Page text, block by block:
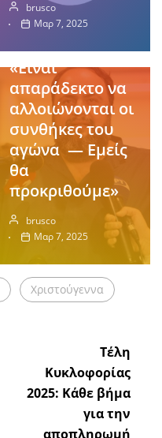
brusco
Μαρ 7, 2025
Μαρινάκης
στους παίκτες:
«Είναι
απαράδεκτο να
αλλοιώνονται οι
συνθήκες του
αγώνα — Εμείς
θα
προκριθούμε»
brusco
Μαρ 7, 2025
Χριστούγεννα
Τέλη
Κυκλοφορίας
2025: Κάθε βήμα
για την
αποπληρωμή